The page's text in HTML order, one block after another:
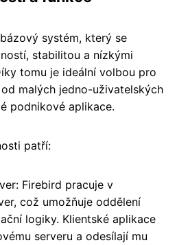
systém, který se
stabilitou a nízkými
tomu je ideální volbou pro
malých jedno-uživatelských
podnikové aplikace.
patří:
Firebird pracuje v
což umožňuje oddělení
logiky. Klientské aplikace
serveru a odesílají mu